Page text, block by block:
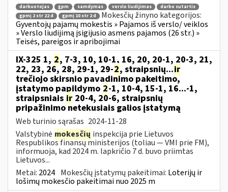
darbuotojas gpm samdymas verslo liudijimas
darbo sutartis
gpmį 2 str 22 d
gpmį 10 str 2 d
Mokesčių žinyno kategorijos:
Gyventojų pajamų mokestis » Pajamos iš verslo/ veiklos
» Verslo liudijimą įsigijusio asmens pajamos (26 str.) »
Teisės, pareigos ir apribojimai
IX-325 1, 2, 7-3, 10, 10-1, 16, 20, 20-1, 20-3, 21,
22, 23, 26, 28, 29-1, 29-2, straipsnių...ir
trečiojo skirsnio pavadinimo pakeitimo,
įstatymo papildymo 2-1, 10-4, 15-1, 16...-1,
straipsniais ir 20-4, 20-6, straipsnių
pripažinimo netekusiais galios įstatymą
Web turinio sąrašas 2024-11-28
Valstybinė mokesčių inspekcija prie Lietuvos
Respublikos finansų ministerijos (toliau — VMI prie FM),
informuoja, kad 2024 m. lapkričio 7 d. buvo priimtas
Lietuvos...
Metai: 2024 Mokesčių įstatymų pakeitimai: Loterijų ir
lošimų mokesčio pakeitimai nuo 2025 m